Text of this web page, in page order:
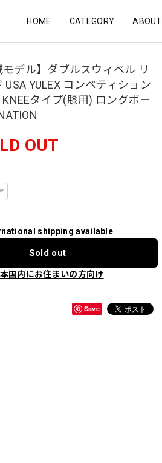
HOME CATEGORY ABOUT
モデル】ダブルスウィベル リ
YULEX コンペティション
タイプ(膝用) ロングボー
OUT
shipping available
Sold out
本国内にお住まいの方向け
Save